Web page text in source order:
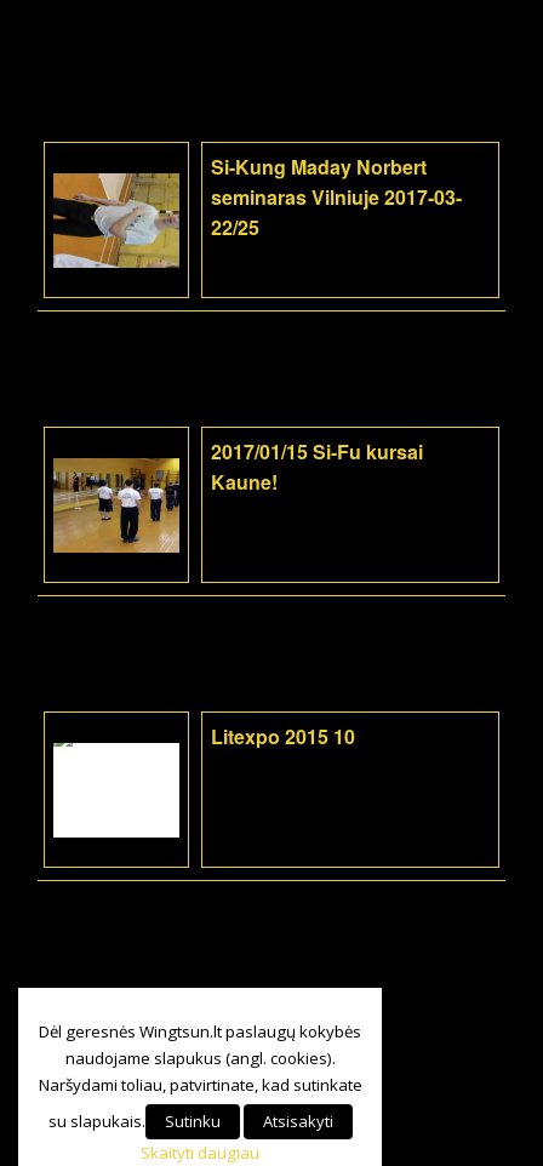
Si-Kung Maday Norbert
seminaras Vilniuje 2017-03-
22/25
2017/01/15 Si-Fu kursai
Kaune!
Litexpo 2015 10
Dėl geresnės Wingtsun.lt paslaugų kokybės
naudojame slapukus (angl. cookies).
Naršydami toliau, patvirtinate, kad sutinkate
su slapukais.
Sutinku
Atsisakyti
Skaityti daugiau